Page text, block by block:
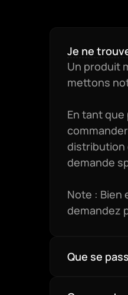
Je ne
Un produit
mettons
En tant
distribution
demande
Note : Bien
demandez
Que se